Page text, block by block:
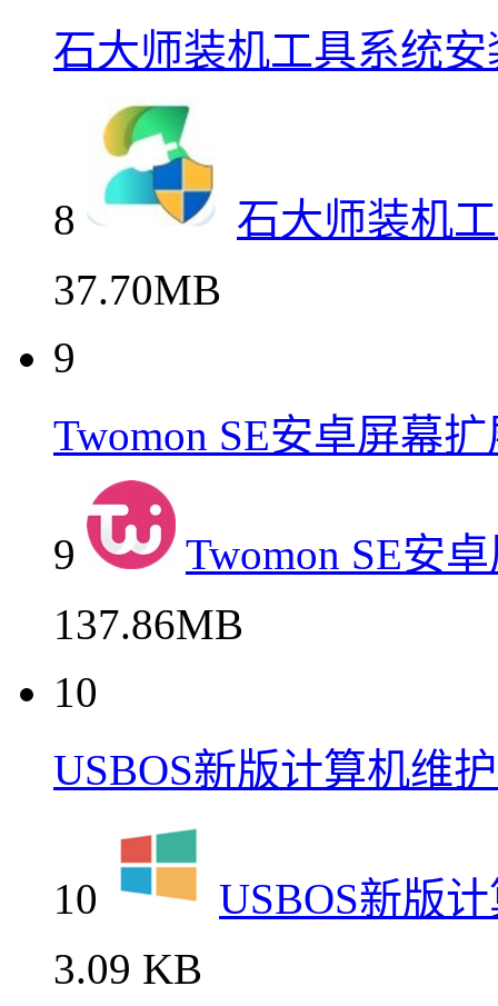
石大师装机工具系统
8
石大师装机
37.70MB
9
Twomon SE安卓屏幕
9
Twomon SE安
137.86MB
10
USBOS新版计算机维
10
USBOS新版
3.09 KB